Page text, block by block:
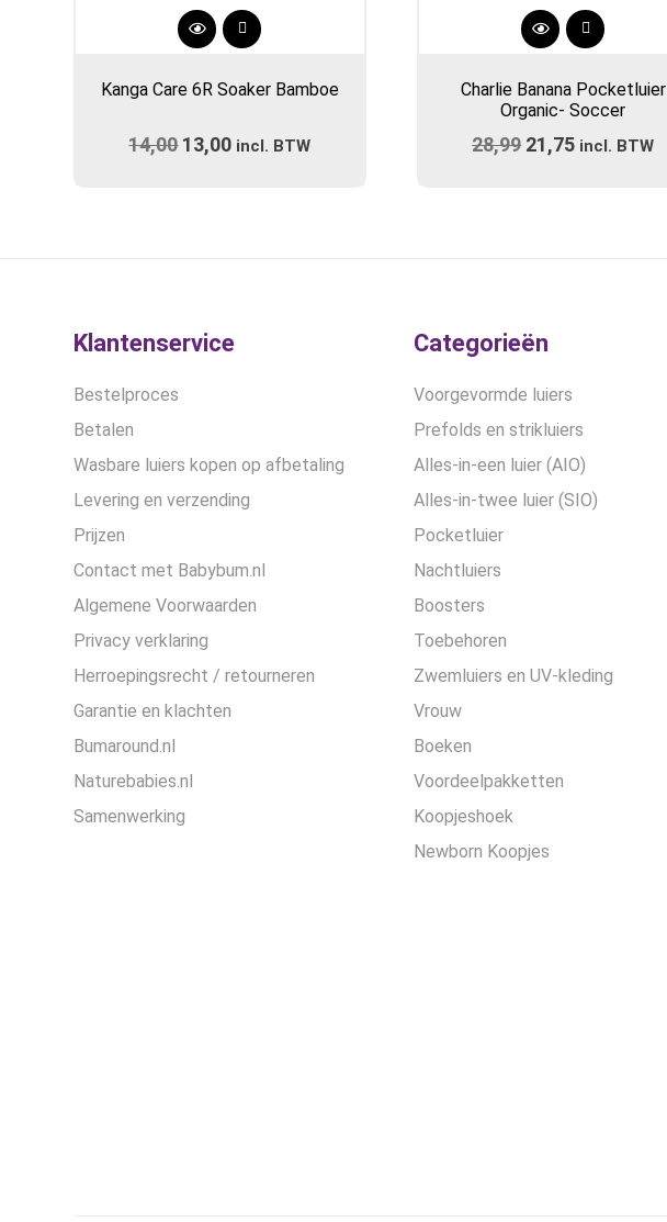
Dit
heeft
variaties.
productpagina
Kanga Care 6R Soaker Bamboe
14,00 Oorspronkelijke
13,00 Huidige
incl. BTW
Charlie Banana Pocketluier
Organic- Soccer
28,99 Oorspronkelijke
21,75 Huidige
incl. BTW
Klantenservice
Bestelproces
Betalen
Wasbare luiers kopen op afbetaling
Levering en verzending
Prijzen
Contact met Babybum.nl
Algemene Voorwaarden
Privacy verklaring
Herroepingsrecht / retourneren
Garantie en klachten
Bumaround.nl
Naturebabies.nl
Samenwerking
Categorieën
Voorgevormde luiers
Prefolds en strikluiers
Alles-in-een luier (AIO)
Alles-in-twee luier (SIO)
Pocketluier
Nachtluiers
Boosters
Toebehoren
Zwemluiers en UV-kleding
Vrouw
Boeken
Voordeelpakketten
Koopjeshoek
Newborn Koopjes